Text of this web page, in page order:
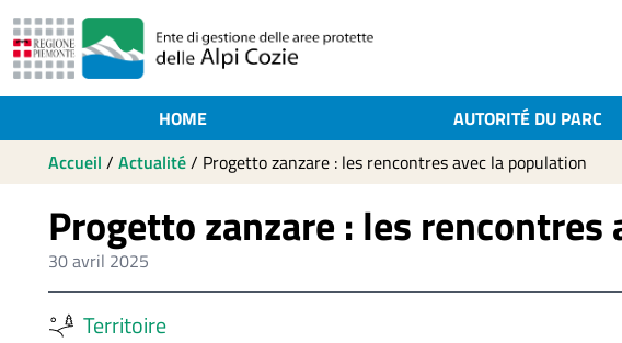
HOME AUTORITÉ DU PARC
Accueil / Actualité/ Progetto zanzare : les rencontres avec la population
Progetto zanzare : les
30 avril 2025
Territoire